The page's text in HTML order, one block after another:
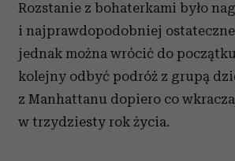
otrzymanymi od Ciebie lub uzyskanymi
korzystania z ich usług.
Rozstanie z bohaterkami było
i najprawdopodobniej
jednak można wrócić do
kolejny odbyć podróż z grupą
z Manhattanu dopiero co
w trzydziesty rok życia.